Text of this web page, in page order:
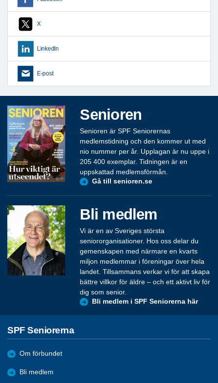
X
LinkedIn
E-post
Senioren
Senioren är SPF Seniorernas
medlemstidning och den kommer ut med
nio nummer per år. Upplagan är nu uppe i
205 400 exemplar. Tidningen är en
uppskattad medlemsförmån.
Gå till senioren.se
Bli medlem
Vi är en av Sveriges största
seniororganisationer. Hos oss delar du
gemenskapen med närmare en kvarts
miljon medlemmar i föreningar över hela
landet. Tillsammans verkar vi för att skapa
bättre villkor för äldre – och ett aktivt liv för
dig som senior.
Bli medlem i SPF Seniorerna här
SPF Seniorerna
Om förbundet
Bli medlem